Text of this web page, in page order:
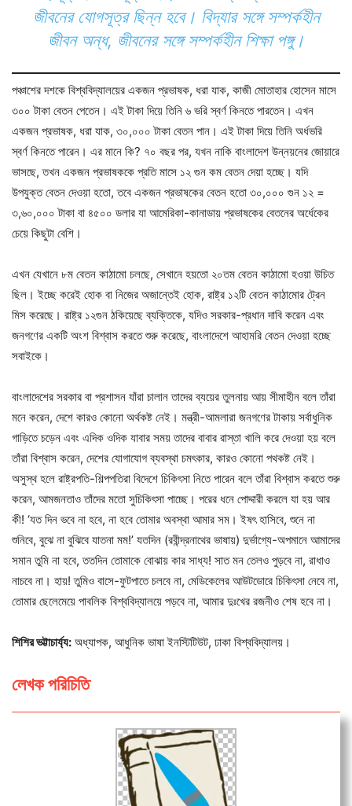
জীবনের যোগসূত্র ছিন্ন হবে। বিদ্যার সঙ্গে সম্পর্কহীন
জীবন অন্ধ, জীবনের সঙ্গে সম্পর্কহীন শিক্ষা পঙ্গু।
পঞ্চাশের দশকে বিশ্ববিদ্যালয়ের একজন প্রভাষক, ধরা যাক, কাজী মোতাহার হোসেন মাসে
৩০০ টাকা বেতন পেতেন। এই টাকা দিয়ে তিনি ৬ ভরি স্বর্ণ কিনতে পারতেন। এখন
একজন প্রভাষক, ধরা যাক, ৩০,০০০ টাকা বেতন পান। এই টাকা দিয়ে তিনি অর্ধভরি
স্বর্ণ কিনতে পারেন। এর মানে কি? ৭০ বছর পর, যখন নাকি বাংলাদেশ উন্নয়নের জোয়ারে
ভাসছে, তখন একজন প্রভাষককে প্রতি মাসে ১২ গুন কম বেতন দেয়া হচ্ছে। যদি
উপযুক্ত বেতন দেওয়া হতো, তবে একজন প্রভাষকের বেতন হতো ৩০,০০০ গুন ১২ =
৩,৬০,০০০ টাকা বা ৪৫০০ ডলার যা আমেরিকা-কানাডায় প্রভাষকের বেতনের অর্ধেকের
চেয়ে কিছুটা বেশি।
এখন যেখানে ৮ম বেতন কাঠামো চলছে, সেখানে হয়তো ২০তম বেতন কাঠামো হওয়া উচিত
ছিল। ইচ্ছে করেই হোক বা নিজের অজান্তেই হোক, রাষ্ট্র ১২টি বেতন কাঠামোর ট্রেন
মিস করেছে। রাষ্ট্র ১২গুন ঠকিয়েছে ব্যক্তিকে, যদিও সরকার-প্রধান দাবি করেন এবং
জনগণের একটি অংশ বিশ্বাস করতে শুরু করেছে, বাংলাদেশে আহামরি বেতন দেওয়া হচ্ছে
সবাইকে।
বাংলাদেশের সরকার বা প্রশাসন যাঁরা চালান তাদের ব্যয়ের তুলনায় আয় সীমাহীন বলে তাঁরা
মনে করেন, দেশে কারও কোনো অর্থকষ্ট নেই। মন্ত্রী-আমলারা জনগণের টাকায় সর্বাধুনিক
গাড়িতে চড়েন এবং এদিক ওদিক যাবার সময় তাদের বাবার রাস্তা খালি করে দেওয়া হয় বলে
তাঁরা বিশ্বাস করেন, দেশের যোগাযোগ ব্যবস্থা চমৎকার, কারও কোনো পথকষ্ট নেই।
অসুস্থ হলে রাষ্ট্রপতি-শিল্পপতিরা বিদেশে চিকিৎসা নিতে পারেন বলে তাঁরা বিশ্বাস করতে শুরু
করেন, আমজনতাও তাঁদের মতো সুচিকিৎসা পাচ্ছে। পরের ধনে পোদ্দারী করলে যা হয় আর
কী! ‘যত দিন ভবে না হবে, না হবে তোমার অবস্থা আমার সম। ইষৎ হাসিবে, শুনে না
শুনিবে, বুঝে না বুঝিবে যাতনা মম!’ যতদিন (রবীন্দ্রনাথের ভাষায়) দুর্ভাগ্যে-অপমানে আমাদের
সমান তুমি না হবে, ততদিন তোমাকে বোঝায় কার সাধ্য! সাত মন তেলও পুড়বে না, রাধাও
নাচবে না। হায়! তুমিও বাসে-ফুটপাতে চলবে না, মেডিকেলের আউটডোরে চিকিৎসা নেবে না,
তোমার ছেলেমেয়ে পাবলিক বিশ্ববিদ্যালয়ে পড়বে না, আমার দুঃখের রজনীও শেষ হবে না।
শিশির ভট্টাচার্য্য: অধ্যাপক, আধুনিক ভাষা ইনস্টিটিউট, ঢাকা বিশ্ববিদ্যালয়।
লেখক পরিচিতি